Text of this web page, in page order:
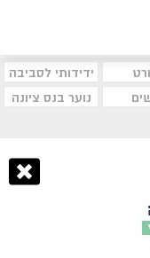
ידידותי לסביבה
נוער בנס ציונה